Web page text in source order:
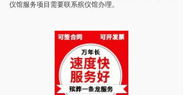
仪馆服务项目需要联系殡仪馆办理。